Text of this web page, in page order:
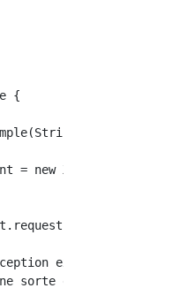
{
url, Request
= new XXXClient();
reuqest);
ex) {
sorte de journal", ex);